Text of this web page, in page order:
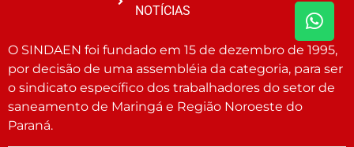
NOTÍCIAS
O SINDAEN foi fundado em 15 de dezembro de 1995,
por decisão de uma assembléia da categoria, para ser
o sindicato específico dos trabalhadores do setor de
saneamento de Maringá e Região Noroeste do
Paraná.